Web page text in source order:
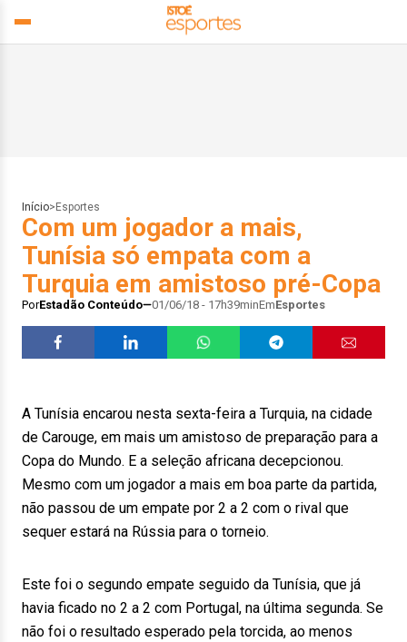
Início> Esportes
Com um jogador a mais,
Tunísia só empata com a
Turquia em amistoso pré-Copa
PorEstadão Conteúdo 01/06/18 - 17h39minEmEsportes
A Tunísia encarou nesta sexta-feira a Turquia, na cidade
de Carouge, em mais um amistoso de preparação para a
Copa do Mundo. E a seleção africana decepcionou.
Mesmo com um jogador a mais em boa parte da partida,
não passou de um empate por 2 a 2 com o rival que
sequer estará na Rússia para o torneio.
Este foi o segundo empate seguido da Tunísia, que já
havia ficado no 2 a 2 com Portugal, na última segunda. Se
não foi o resultado esperado pela torcida, ao menos